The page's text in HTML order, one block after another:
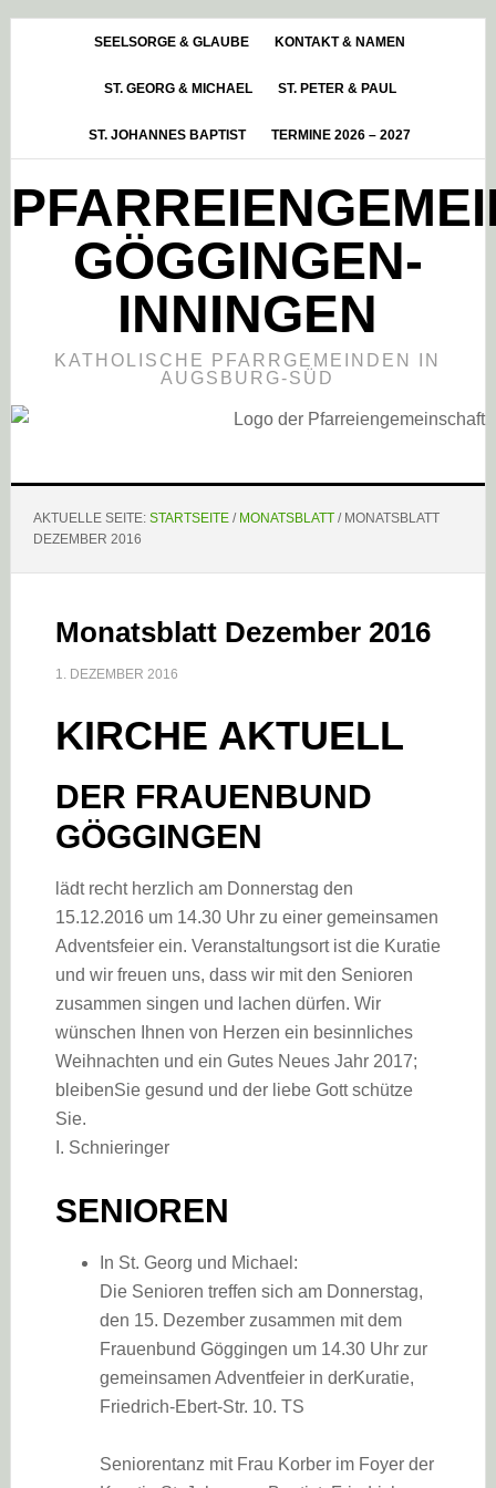
HauptsidebarSEELSORGE & GLAUBE KONTAKT & NAMEN
ST. GEORG & MICHAEL ST. PETER & PAUL
ST. JOHANNES BAPTIST TERMINE 2026 – 2027
GÖGGINGEN-
INNINGEN
KATHOLISCHE PFARRGEMEINDEN IN
AUGSBURG-SÜD
AKTUELLE SEITE: STARTSEITE / MONATSBLATT /MONATSBLATT
DEZEMBER 2016
Monatsblatt Dezember 2016
1. DEZEMBER 2016
KIRCHE AKTUELL
DER FRAUENBUND
GÖGGINGEN
lädt recht herzlich am Donnerstag den
15.12.2016 um 14.30 Uhr zu einer gemeinsamen
Adventsfeier ein. Veranstaltungsort ist die Kuratie
und wir freuen uns, dass wir mit den Senioren
zusammen singen und lachen dürfen. Wir
wünschen Ihnen von Herzen ein besinnliches
Weihnachten und ein Gutes Neues Jahr 2017;
bleibenSie gesund und der liebe Gott schütze
Sie.
I. Schnieringer
SENIOREN
In St. Georg und Michael:
Die Senioren treffen sich am Donnerstag,
den 15. Dezember zusammen mit dem
Frauenbund Göggingen um 14.30 Uhr zur
gemeinsamen Adventfeier in derKuratie,
Friedrich-Ebert-Str. 10. TS
Seniorentanz mit Frau Korber im Foyer der